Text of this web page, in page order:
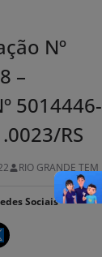
Nº
–
5014446-
RS
RIO GRANDE TEM
Sociais